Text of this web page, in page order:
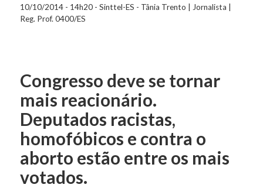
10/10/2014 - 14h20 - Sinttel-ES - Tânia Trento | Jornalista |
Reg. Prof. 0400/ES
Congresso deve se tornar
mais reacionário.
Deputados racistas,
homofóbicos e contra o
aborto estão entre os mais
votados.